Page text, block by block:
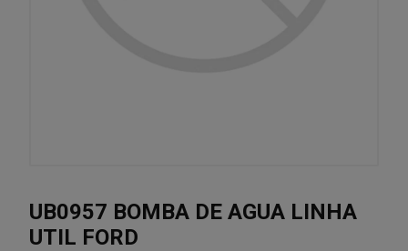
UB0957 BOMBA DE AGUA LINHA
UTIL FORD